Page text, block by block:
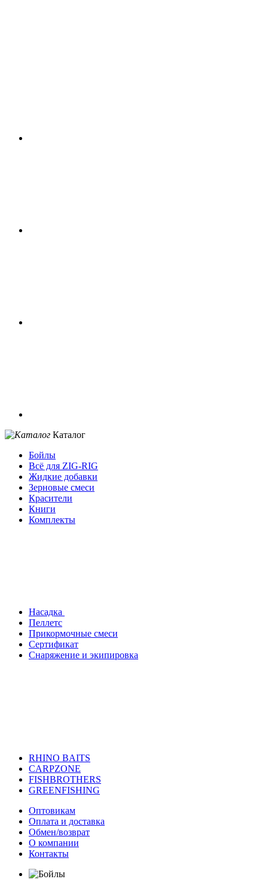
Каталог
Бойлы
Всё для ZIG-RIG
Жидкие добавки
Зерновые смеси
Красители
Книги
Комплекты
Насадка
Пеллетс
Прикормочные смеси
Сертификат
Снаряжение и экипировка
RHINO BAITS
CARPZONE
FISHBROTHERS
GREENFISHING
Оптовикам
Оплата и доставка
Обмен/возврат
О компании
Контакты